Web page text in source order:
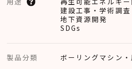
建設工事・学術調査
地下資源開発
SDGs
製品分類 ボーリングマシン